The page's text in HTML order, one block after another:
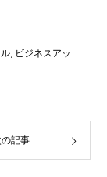
, ビジネスアッ
の記事